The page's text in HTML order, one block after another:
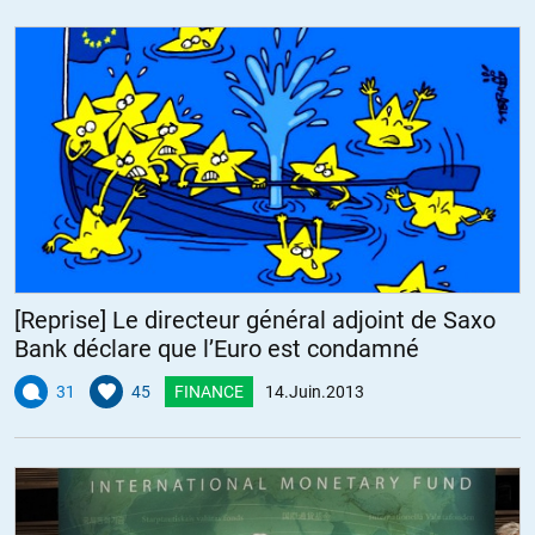
[Reprise] Le directeur général adjoint de Saxo
Bank déclare que l’Euro est condamné
31 45 FINANCE 14.Juin.2013